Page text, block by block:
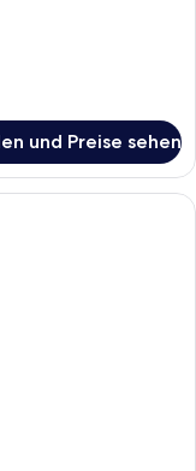
und Preise sehen
Hotelzimmer mit